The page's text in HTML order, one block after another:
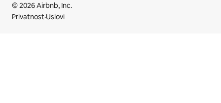
© 2026 Airbnb, Inc.
Privatnost·Uslovi